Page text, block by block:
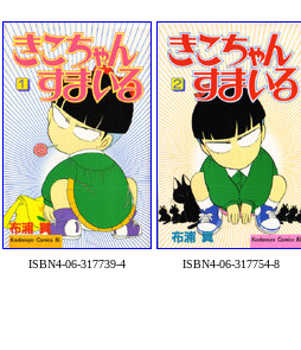
ISBN4-06-317739-4 ISBN4-06-317754-8